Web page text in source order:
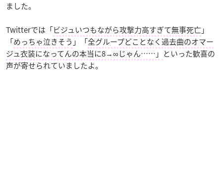
ました。
Twitterでは「ビジュいつもながら攻撃力高すぎて無事死亡」
「めっちゃ泣きそう 」「全グループどことなく過去曲のオマー
ジュ衣装になってんの本当に8→∞じゃん……」 といった歓喜の
声が寄せられていましたよ。